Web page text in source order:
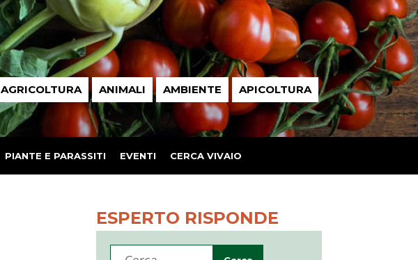
AGRICOLTURA ANIMALI AMBIENTE APICOLTURA
PIANTE E PARASSITI EVENTI CERCA VIVAIO
ESPERTO RISPONDE